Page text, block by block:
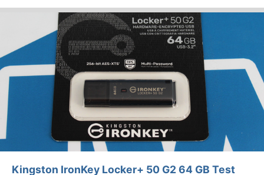
Kingston IronKey Locker+ 50 G2 64 GB Test